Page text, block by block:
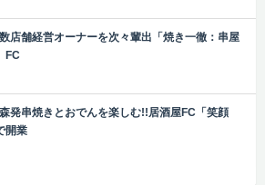
店舗経営オーナーを次々輩出「焼き一徹：串屋
FC
発串焼きとおでんを楽しむ!!居酒屋FC「笑顔
開業